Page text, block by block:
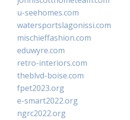
u-seehomes.com
watersportslagonissi.com
mischieffashion.com
eduwyre.com
retro-interiors.com
theblvd-boise.com
fpet2023.org
e-smart2022.org
ngrc2022.org